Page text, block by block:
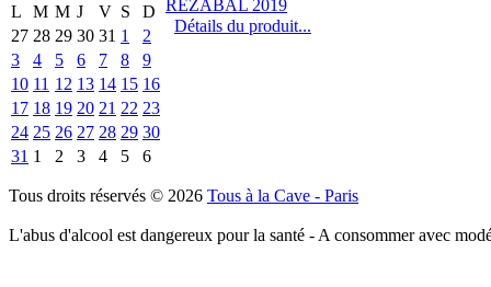
L
M M J V S
D
27 28 29 30 31 1
2
3
4 5 6 7 8
9
10 11 12 13 14 15 16
17 18 19 20 21 22 23
24 25 26 27 28 29 30
31 1 2 3 4 5 6
Détails du produit...
Tous droits réservés © 2026 Tous à la Cave - Paris
L'abus d'alcool est dangereux pour la santé - A consommer avec